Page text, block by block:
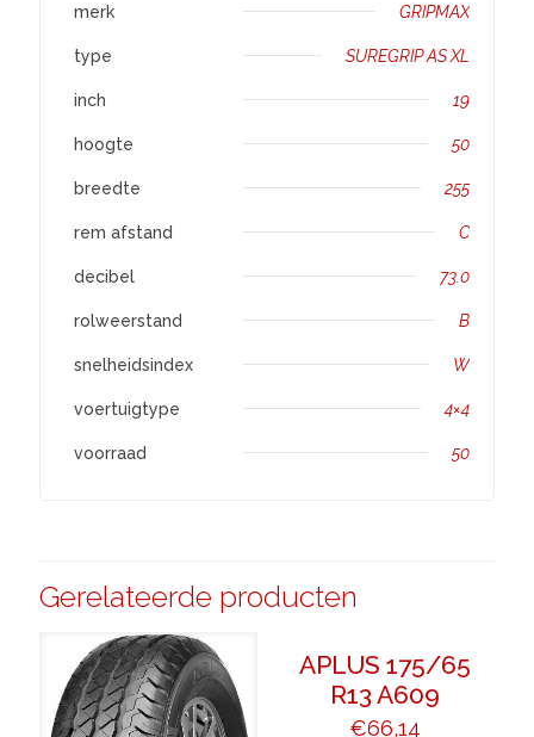
merk GRIPMAX
type SUREGRIP AS XL
inch 19
hoogte 50
breedte 255
rem afstand C
decibel 73.0
rolweerstand B
snelheidsindex W
voertuigtype 4×4
voorraad 50
Gerelateerde producten
APLUS 175/65
R13 A609
€66,14